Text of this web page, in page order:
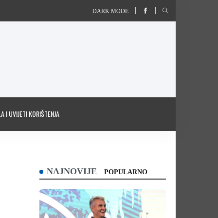
DARK MODE
I UVIJETI KORIŠTENJA
NAJNOVIJE POPULARNO